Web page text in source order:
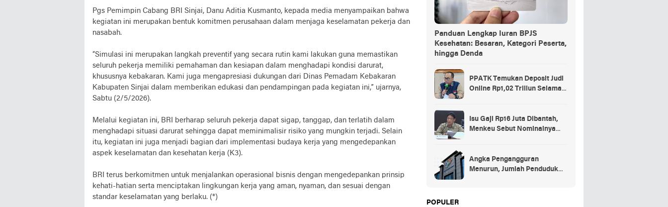
Pgs Pemimpin Cabang BRI Sinjai, Danu Aditia Kusmanto, kepada media menyampaikan bahwa
kegiatan ini merupakan bentuk komitmen perusahaan dalam menjaga keselamatan pekerja dan
nasabah.
“Simulasi ini merupakan langkah preventif yang secara rutin kami lakukan guna memastikan
seluruh pekerja memiliki pemahaman dan kesiapan dalam menghadapi kondisi darurat,
khususnya kebakaran. Kami juga mengapresiasi dukungan dari Dinas Pemadam Kebakaran
Kabupaten Sinjai dalam memberikan edukasi dan pendampingan pada kegiatan ini,” ujarnya,
Sabtu (2/5/2026).
Melalui kegiatan ini, BRI berharap seluruh pekerja dapat sigap, tanggap, dan terlatih dalam
menghadapi situasi darurat sehingga dapat meminimalisir risiko yang mungkin terjadi. Selain
itu, kegiatan ini juga menjadi bagian dari implementasi budaya kerja yang mengedepankan
aspek keselamatan dan kesehatan kerja (K3).
BRI terus berkomitmen untuk menjalankan operasional bisnis dengan mengedepankan prinsip
kehati-hatian serta menciptakan lingkungan kerja yang aman, nyaman, dan sesuai dengan
standar keselamatan yang berlaku. (*)
Panduan Lengkap Iuran BPJS
Kesehatan: Besaran, Kategori Peserta,
hingga Denda
PPATK Temukan Deposit Judi
Online Rp1,02 Triliun Selama
Isu Gaji Rp16 Juta Dibantah,
Menkeu Sebut Nominalnya
Angka Pengangguran
Menurun, Jumlah Penduduk
POPULER